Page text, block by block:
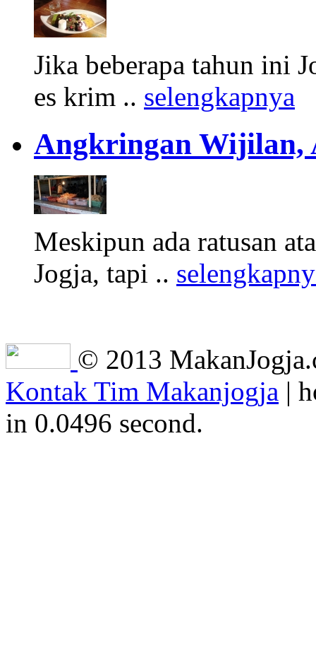
Jika beberapa tahun ini
es krim .. selengkapnya
Angkringan Wijilan,
Meskipun ada ratusan
Jogja, tapi ..
© 2013
Kontak Tim Makanjogja |
in 0.0496 second.